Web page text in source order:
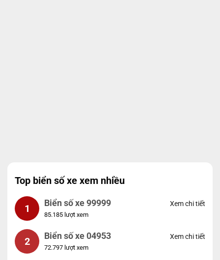
Top biển số xe xem nhiều
1 Biển số xe 99999
85.185 lượt xem
Xem chi tiết
2 Biển số xe 04953
72.797 lượt xem
Xem chi tiết